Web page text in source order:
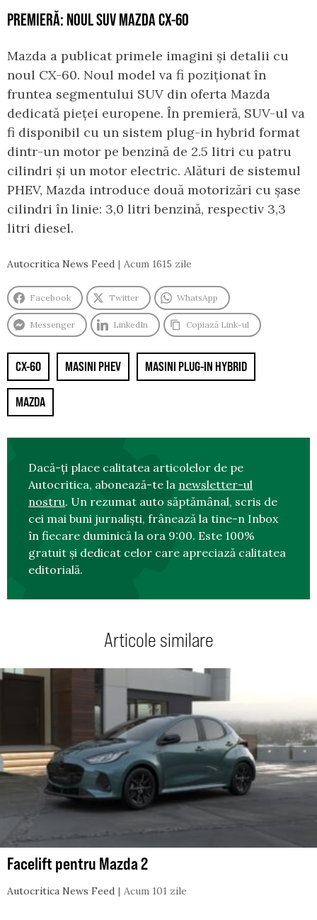
PREMIERĂ: NOUL SUV MAZDA CX-60
Mazda a publicat primele imagini și detalii cu
noul CX-60. Noul model va fi poziționat în
fruntea segmentului SUV din oferta Mazda
dedicată pieței europene. În premieră, SUV-ul va
fi disponibil cu un sistem plug-in hybrid format
dintr-un motor pe benzină de 2.5 litri cu patru
cilindri și un motor electric. Alături de sistemul
PHEV, Mazda introduce două motorizări cu șase
cilindri în linie: 3,0 litri benzină, respectiv 3,3
litri diesel.
Autocritica News Feed Acum 1615 zile
Facebook Twitter WhatsApp
Messenger LinkedIn Copiază Link-ul
CX-60 MASINI PHEV MASINI PLUG-IN HYBRID
MAZDA
Dacă-ți place calitatea articolelor de pe
Autocritica, abonează-te la newsletter-ul
nostru. Un rezumat auto săptămânal, scris de
cei mai buni jurnaliști, frânează la tine-n Inbox
în fiecare duminică la ora 9:00. Este 100%
gratuit și dedicat celor care apreciază calitatea
editorială.
Articole similare
Facelift pentru Mazda 2
Autocritica News Feed Acum 101 zile